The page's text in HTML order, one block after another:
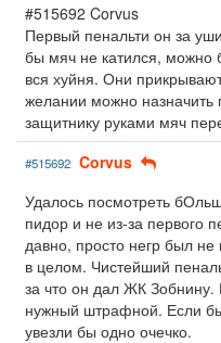
#515692 Corvus
Первый пенальти он за
бы мяч не катился, можно
вся хуйня. Они
желании можно назначить
защитнику руками мяч
#515692 Corvus
Удалось посмотреть
пидор и не из-за первого
давно, просто негр был не
в целом. Чистейший
за что он дал ЖК
нужный штрафной. Если
увезли бы одно очечко.